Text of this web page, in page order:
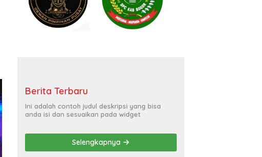
Berita Terbaru
Ini adalah contoh judul deskripsi yang bisa
anda isi dan sesuaikan pada widget
Selengkapnya